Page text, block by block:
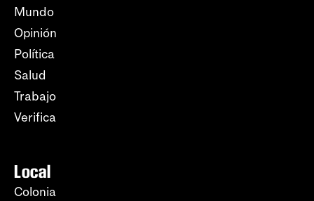
Mundo
Opinión
Política
Salud
Trabajo
Verifica
Local
Colonia